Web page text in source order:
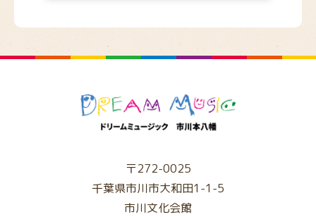
〒272-0025
千葉県市川市大和田1-1-5
市川文化会館